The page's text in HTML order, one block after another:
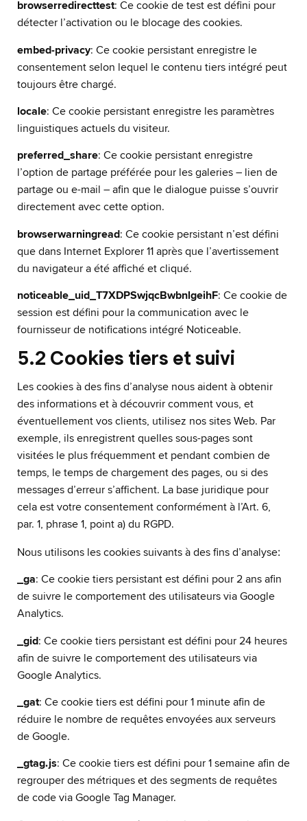
browserredirecttest: Ce cookie de test est défini pour
détecter l’activation ou le blocage des cookies.
embed-privacy: Ce cookie persistant enregistre le
consentement selon lequel le contenu tiers intégré peut
toujours être chargé.
locale: Ce cookie persistant enregistre les paramètres
linguistiques actuels du visiteur.
preferred_share: Ce cookie persistant enregistre
l’option de partage préférée pour les galeries – lien de
partage ou e-mail – afin que le dialogue puisse s’ouvrir
directement avec cette option.
browserwarningread: Ce cookie persistant n’est défini
que dans Internet Explorer 11 après que l’avertissement
du navigateur a été affiché et cliqué.
noticeable_uid_T7XDPSwjqcBwbnlgeihF: Ce cookie de
session est défini pour la communication avec le
fournisseur de notifications intégré Noticeable.
5.2 Cookies tiers et suivi
Les cookies à des fins d’analyse nous aident à obtenir
des informations et à découvrir comment vous, et
éventuellement vos clients, utilisez nos sites Web. Par
exemple, ils enregistrent quelles sous-pages sont
visitées le plus fréquemment et pendant combien de
temps, le temps de chargement des pages, ou si des
messages d’erreur s’affichent. La base juridique pour
cela est votre consentement conformément à l’Art. 6,
par. 1, phrase 1, point a) du RGPD.
Nous utilisons les cookies suivants à des fins d’analyse:
_ga: Ce cookie tiers persistant est défini pour 2 ans afin
de suivre le comportement des utilisateurs via Google
Analytics.
_gid: Ce cookie tiers persistant est défini pour 24 heures
afin de suivre le comportement des utilisateurs via
Google Analytics.
_gat: Ce cookie tiers est défini pour 1 minute afin de
réduire le nombre de requêtes envoyées aux serveurs
de Google.
_gtag.js: Ce cookie tiers est défini pour 1 semaine afin de
regrouper des métriques et des segments de requêtes
de code via Google Tag Manager.